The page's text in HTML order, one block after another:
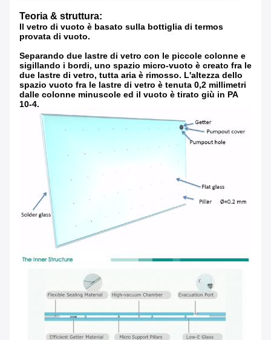
Teoria & struttura:
Il vetro di vuoto è basato sulla bottiglia di termos
provata di vuoto.
Separando due lastre di vetro con le piccole colonne e
sigillando i bordi, uno spazio micro-vuoto è creato fra le
due lastre di vetro, tutta aria è rimosso. L'altezza dello
spazio vuoto fra le lastre di vetro è tenuta 0,2 millimetri
dalle colonne minuscole ed il vuoto è tirato giù in PA
10-4.